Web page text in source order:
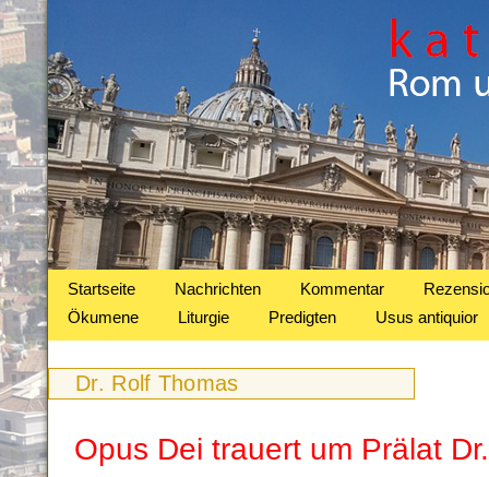
Startseite Nachrichten Kommentar
Ökumene
Liturgie Predigten Usus antiquior
Dr. Rolf Thomas
Opus Dei trauert um Prälat